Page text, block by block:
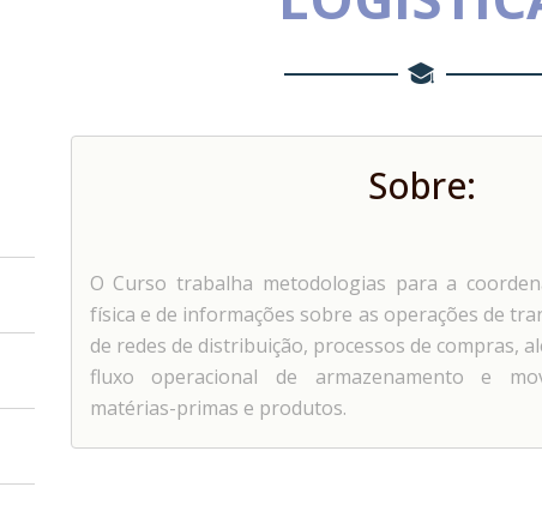
Sobre:
O Curso trabalha metodologias para a
física e de informações sobre as operações de
de redes de distribuição, processos de compras,
fluxo operacional de armazenamento e
matérias-primas e produtos.